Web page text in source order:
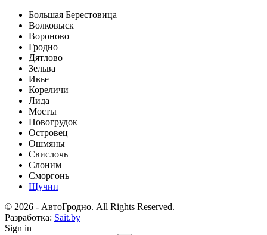
Большая Берестовица
Волковыск
Вороново
Гродно
Дятлово
Зельва
Ивье
Кореличи
Лида
Мосты
Новогрудок
Островец
Ошмяны
Свислочь
Слоним
Сморгонь
Щучин
© 2026 - АвтоГродно. All Rights Reserved.
Разработка: Sait.by
Sign in